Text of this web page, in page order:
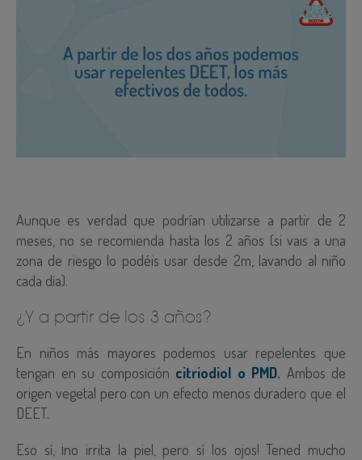
Aunque es verdad que podrían utilizarse a partir de 2
meses, no ⁣⁣se recomienda hasta los 2 años (si vais a una
zona de riesgo lo podéis usar desde 2m, lavando al niño
cada día).
⁣¿Y a partir de los 3 años?
En niños más mayores podemos usar repelentes que
tengan en su composición citriodiol o PMD. Ambos de
origen vegetal pero con un efecto menos duradero que el
DEET.
Eso sí, ¡no irrita la piel, pero sí los ojos! Tened mucho